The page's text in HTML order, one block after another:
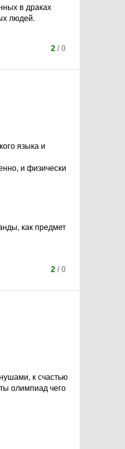
в драках
людей.
2/ 0
языка и
и физически
как предмет
2/ 0
к счастью
олимпиад чего